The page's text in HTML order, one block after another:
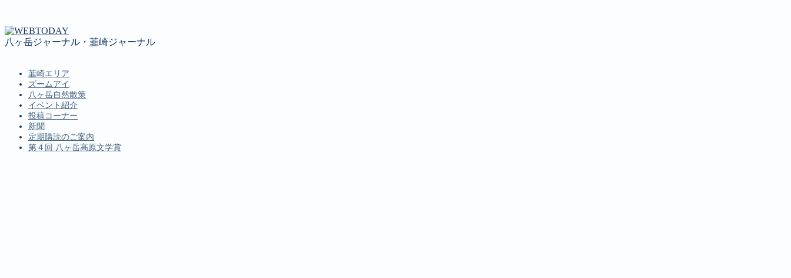
八ヶ岳ジャーナル・韮崎ジャーナル
韮崎エリア
ズームアイ
八ヶ岳自然散策
イベント紹介
投稿コーナー
新聞
定期購読のご案内
第４回 八ヶ岳高原文学賞